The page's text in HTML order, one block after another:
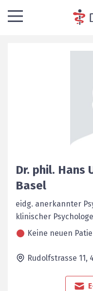
Dr. phil. Hans
Basel
eidg. anerkannter
klinischer Psychologe
Keine neuen
Rudolfstrasse 11,